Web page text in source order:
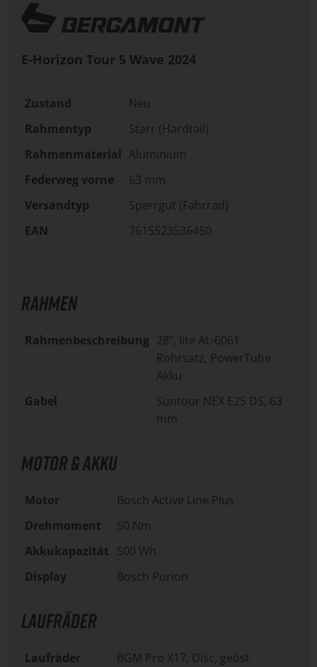
E-Horizon Tour 5 Wave 2024
Zustand
Neu
Rahmentyp
Starr (Hardtail)
Rahmenmaterial Aluminium
Federweg vorne
63 mm
Versandtyp
Sperrgut (Fahrrad)
EAN
7615523536450
RAHMEN
Rahmenbeschreibung 28", lite AL-6061
Rohrsatz, PowerTube
Akku
Gabel
Suntour NEX E25 DS, 63
mm
MOTOR & AKKU
Motor
Bosch Active Line Plus
Drehmoment
50 Nm
Akkukapazität
500 Wh
Display
Bosch Purion
LAUFRÄDER
Laufräder
BGM Pro X17, Disc, geöst